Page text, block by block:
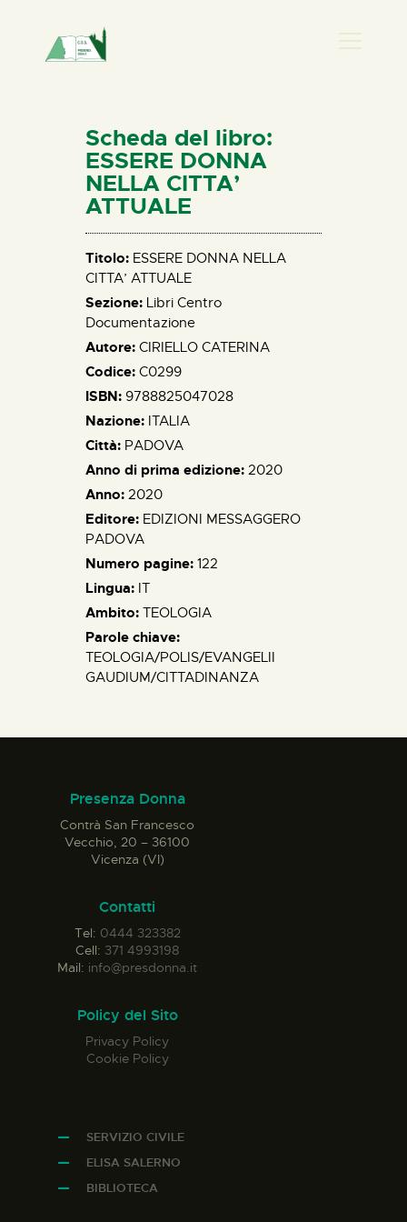
HOME
CHI SIAMO
NEWS
PERCORSI
ELISA SALERNO
CONTATTI
Scheda del libro:
ESSERE DONNA
NELLA CITTA’
ATTUALE
Titolo: ESSERE DONNA NELLA
CITTA’ ATTUALE
Sezione: Libri Centro
Documentazione
Autore: CIRIELLO CATERINA
Codice: C0299
ISBN: 9788825047028
Nazione: ITALIA
Città: PADOVA
Anno di prima edizione: 2020
Anno: 2020
Editore: EDIZIONI MESSAGGERO
PADOVA
Numero pagine: 122
Lingua: IT
Ambito: TEOLOGIA
Parole chiave:
TEOLOGIA/POLIS/EVANGELII
GAUDIUM/CITTADINANZA
Presenza Donna
Contrà San Francesco
Vecchio, 20 – 36100
Vicenza (VI)
Contatti
Tel: 0444 323382
Cell: 371 4993198
Mail: info@presdonna.it
Policy del Sito
Privacy Policy
Cookie Policy
SERVIZIO CIVILE
ELISA SALERNO
BIBLIOTECA